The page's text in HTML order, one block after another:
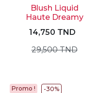
Blush Liquid
Haute Dreamy
14,750 TND
29,500 TND
Promo ! -30%